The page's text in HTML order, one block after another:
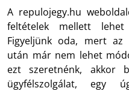
A repulojegy.hu
feltételek mellett
Figyeljünk oda, mert az
után már nem lehet
ezt szeretnénk, akkor
ügyfélszolgálat, egy